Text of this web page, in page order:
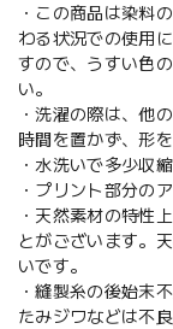
・この商品は染料
わる状況での使用
すので、うすい色
い。
・洗濯の際は、他
時間を置かず、形
・水洗いで多少収
・プリント部分の
・天然素材の特性
とがございます。
いです。
・縫製糸の後始末
たみジワなどは不